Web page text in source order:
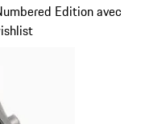
Edition avec